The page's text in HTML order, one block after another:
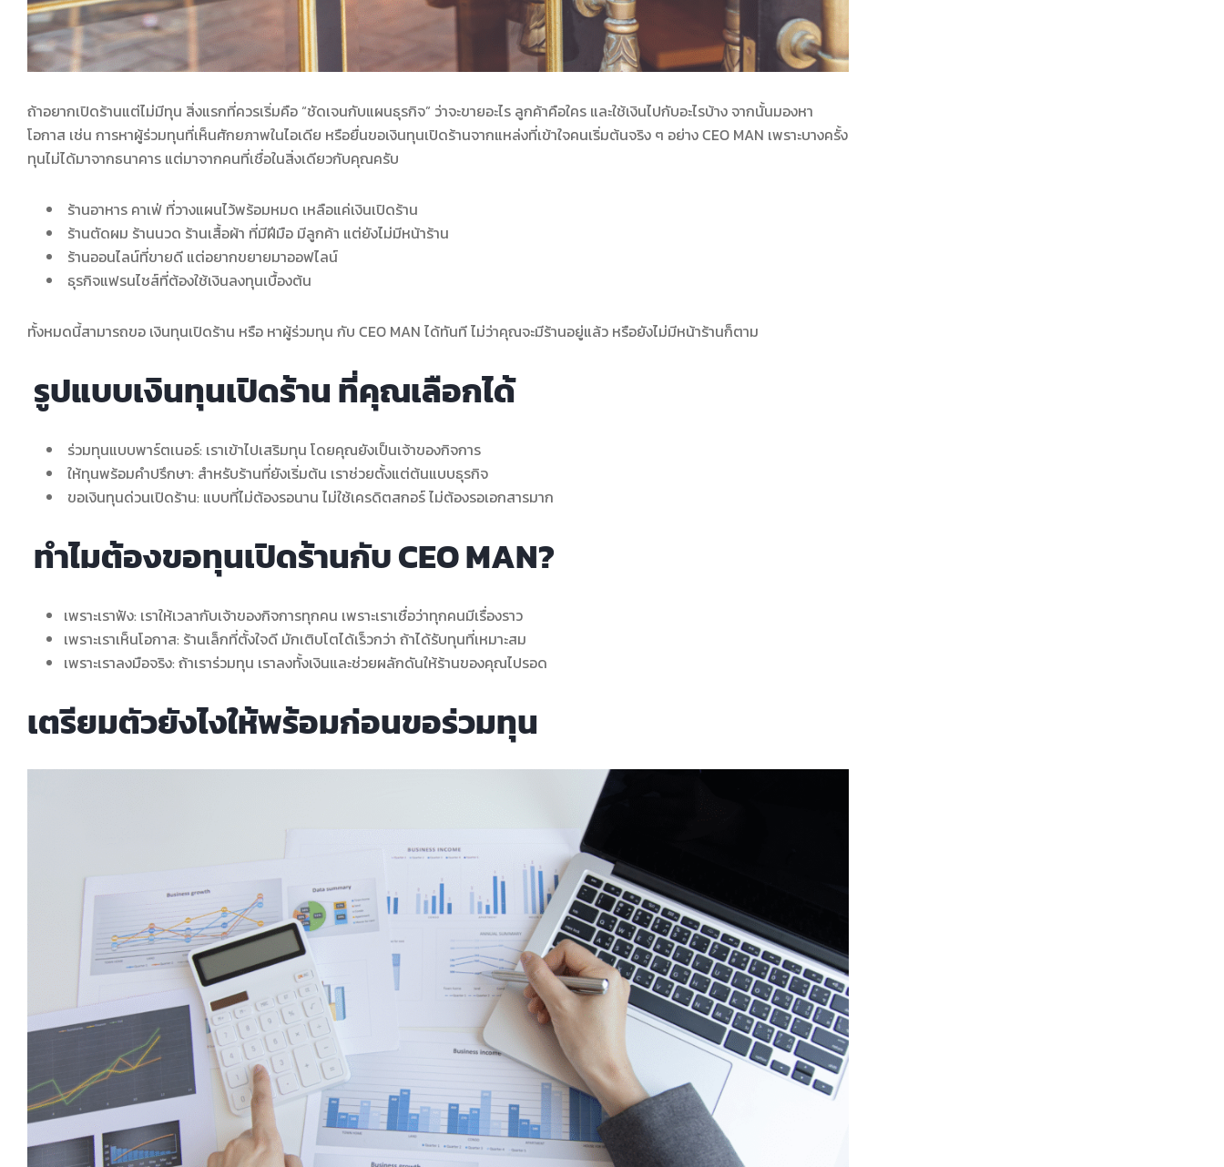
ถ้าอยากเปิดร้านแต่ไม่มีทุน สิ่งแรกที่ควรเริ่มคือ “ชัดเจนกับแผนธุรกิจ” ว่าจะขายอะไร ลูกค้าคือใคร และใช้เงินไปกับอะไรบ้าง จากนั้นมองหา
โอกาส เช่น การหาผู้ร่วมทุนที่เห็นศักยภาพในไอเดีย หรือยื่นขอเงินทุนเปิดร้านจากแหล่งที่เข้าใจคนเริ่มต้นจริง ๆ อย่าง CEO MAN เพราะบางครั้ง
ทุนไม่ได้มาจากธนาคาร แต่มาจากคนที่เชื่อในสิ่งเดียวกับคุณครับ
ร้านอาหาร คาเฟ่ ที่วางแผนไว้พร้อมหมด เหลือแค่เงินเปิดร้าน
ร้านตัดผม ร้านนวด ร้านเสื้อผ้า ที่มีฝีมือ มีลูกค้า แต่ยังไม่มีหน้าร้าน
ร้านออนไลน์ที่ขายดี แต่อยากขยายมาออฟไลน์
ธุรกิจแฟรนไชส์ที่ต้องใช้เงินลงทุนเบื้องต้น
ทั้งหมดนี้สามารถขอ เงินทุนเปิดร้าน หรือ หาผู้ร่วมทุน กับ CEO MAN ได้ทันที ไม่ว่าคุณจะมีร้านอยู่แล้ว หรือยังไม่มีหน้าร้านก็ตาม
รูปแบบเงินทุนเปิดร้าน ที่คุณเลือกได้
ร่วมทุนแบบพาร์ตเนอร์: เราเข้าไปเสริมทุน โดยคุณยังเป็นเจ้าของกิจการ
ให้ทุนพร้อมคำปรึกษา: สำหรับร้านที่ยังเริ่มต้น เราช่วยตั้งแต่ต้นแบบธุรกิจ
ขอเงินทุนด่วนเปิดร้าน: แบบที่ไม่ต้องรอนาน ไม่ใช้เครดิตสกอร์ ไม่ต้องรอเอกสารมาก
ทำไมต้องขอทุนเปิดร้านกับ CEO MAN?
เพราะเราฟัง: เราให้เวลากับเจ้าของกิจการทุกคน เพราะเราเชื่อว่าทุกคนมีเรื่องราว
เพราะเราเห็นโอกาส: ร้านเล็กที่ตั้งใจดี มักเติบโตได้เร็วกว่า ถ้าได้รับทุนที่เหมาะสม
เพราะเราลงมือจริง: ถ้าเราร่วมทุน เราลงทั้งเงินและช่วยผลักดันให้ร้านของคุณไปรอด
เตรียมตัวยังไงให้พร้อมก่อนขอร่วมทุน